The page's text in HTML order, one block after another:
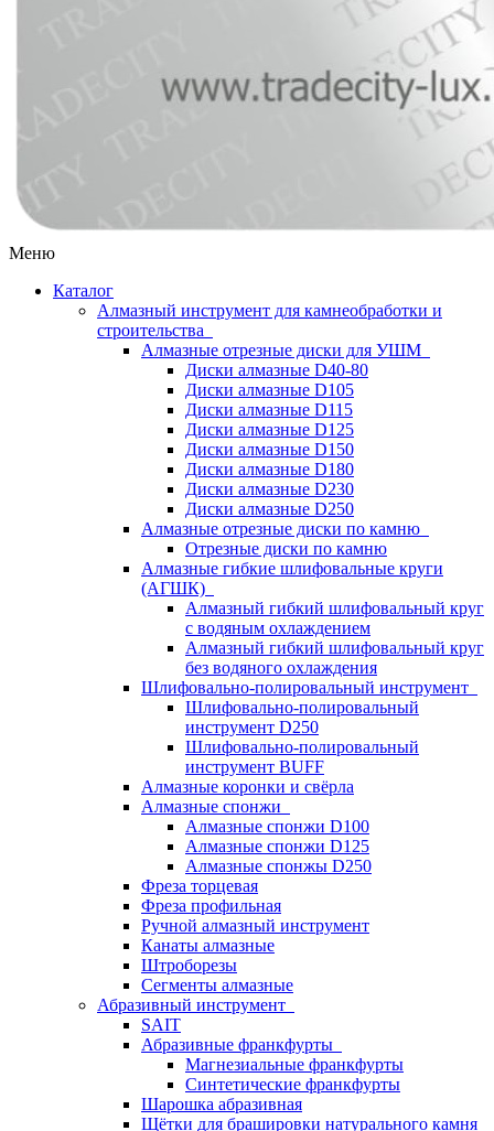
Меню
Каталог
Алмазный инструмент для камнеобработки и
строительства
Алмазные отрезные диски для УШМ
Диски алмазные D40-80
Диски алмазные D105
Диски алмазные D115
Диски алмазные D125
Диски алмазные D150
Диски алмазные D180
Диски алмазные D230
Диски алмазные D250
Алмазные отрезные диски по камню
Отрезные диски по камню
Алмазные гибкие шлифовальные круги
(АГШК)
Алмазный гибкий шлифовальный круг
с водяным охлаждением
Алмазный гибкий шлифовальный круг
без водяного охлаждения
Шлифовально-полировальный инструмент
Шлифовально-полировальный
инструмент D250
Шлифовально-полировальный
инструмент BUFF
Алмазные коронки и свёрла
Алмазные спонжи
Алмазные спонжи D100
Алмазные спонжи D125
Алмазные спонжы D250
Фреза торцевая
Фреза профильная
Ручной алмазный инструмент
Канаты алмазные
Штроборезы
Сегменты алмазные
Абразивный инструмент
SAIT
Абразивные франкфурты
Магнезиальные франкфурты
Синтетические франкфурты
Шарошка абразивная
Щётки для брашировки натурального камня